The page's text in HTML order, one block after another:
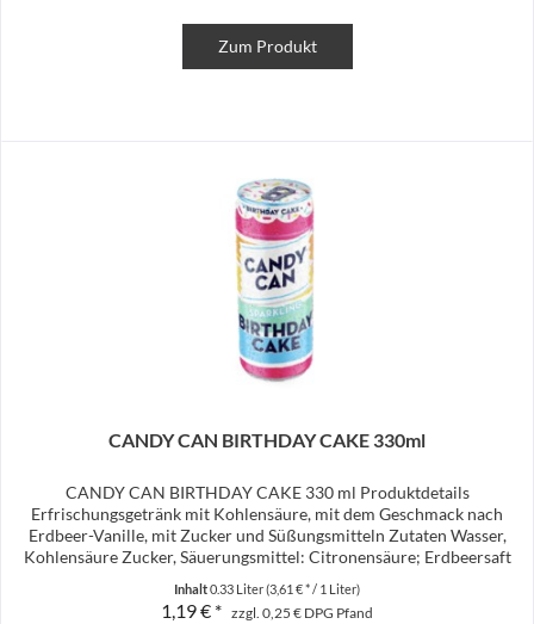
Zum Produkt
CANDY CAN BIRTHDAY CAKE 330ml
CANDY CAN BIRTHDAY CAKE 330 ml Produktdetails
Erfrischungsgetränk mit Kohlensäure, mit dem Geschmack nach
Erdbeer-Vanille, mit Zucker und Süßungsmitteln Zutaten Wasser,
Kohlensäure Zucker, Säuerungsmittel: Citronensäure; Erdbeersaft
Inhalt0.33 Liter(3,61 € * / 1 Liter)
1,19 € * zzgl. 0,25 € DPG Pfand